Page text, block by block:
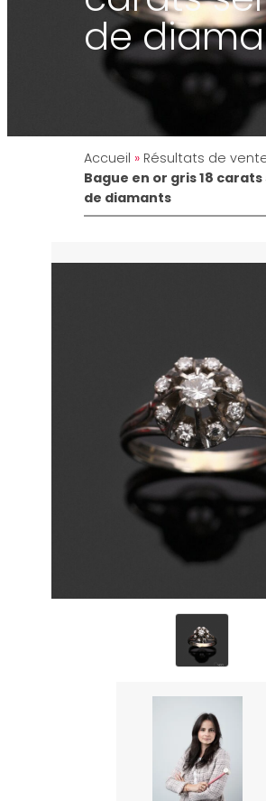
de
Accueil » Résultats de
Bague en or gris 18
de diamants